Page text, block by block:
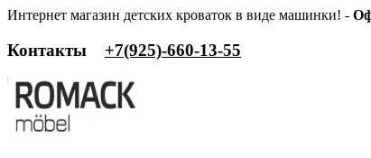
Интернет магазин детских кроваток в виде машинки! -
Контакты ‎+7(925)-660-13-55